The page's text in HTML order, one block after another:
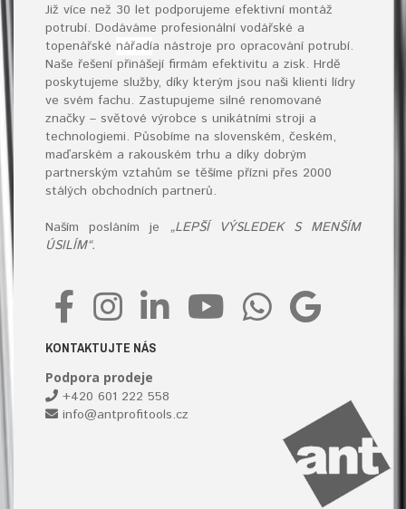
Již více než 30 let podporujeme efektivní montáž
potrubí. Dodáváme profesionální vodářské a
topenářské nářadía nástroje pro opracování potrubí.
Naše řešení přinášejí firmám efektivitu a zisk. Hrdě
poskytujeme služby, díky kterým jsou naši klienti lídry
ve svém fachu. Zastupujeme silné renomované
značky – světové výrobce s unikátními stroji a
technologiemi. Působíme na slovenském, českém,
maďarském a rakouském trhu a díky dobrým
partnerským vztahům se těšíme přízni přes 2000
stálých obchodních partnerů.
Naším posláním je „LEPŠÍ VÝSLEDEK S MENŠÍM
ÚSILÍM“.
KONTAKTUJTE NÁS
Podpora prodeje
+420 601 222 558
info@antprofitools.cz